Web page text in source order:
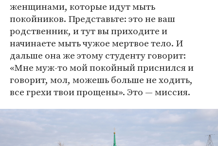
женщинами, которые идут мыть
покойников. Представьте: это не ваш
родственник, и тут вы приходите и
начинаете мыть чужое мертвое тело. И
дальше она же этому студенту говорит:
«Мне муж-то мой покойный приснился и
говорит, мол, можешь больше не ходить,
все грехи твои прощены». Это — миссия.